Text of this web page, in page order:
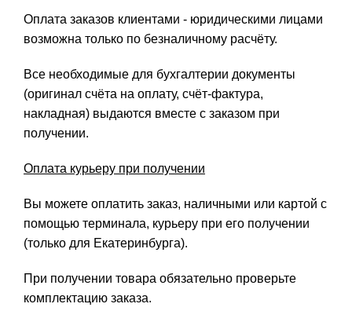
Оплата заказов клиентами - юридическими лицами
возможна только по безналичному расчёту.
Все необходимые для бухгалтерии документы
(оригинал счёта на оплату, счёт-фактура,
накладная) выдаются вместе с заказом при
получении.
Оплата курьеру при получении
Вы можете оплатить заказ, наличными или картой с
помощью терминала, курьеру при его получении
(только для Екатеринбурга).
При получении товара обязательно проверьте
комплектацию заказа.